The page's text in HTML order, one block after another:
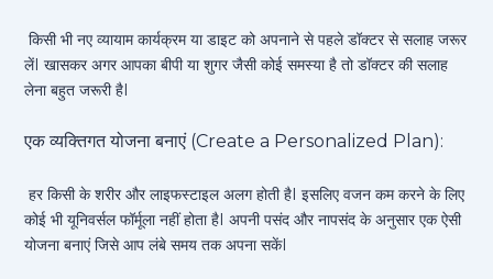
किसी भी नए व्यायाम कार्यक्रम या डाइट को अपनाने से पहले डॉक्टर से सलाह जरूर
लेंI खासकर अगर आपका बीपी या शुगर जैसी कोई समस्या है तो डॉक्टर की सलाह
लेना बहुत जरूरी हैI
एक व्यक्तिगत योजना बनाएं (Create a Personalized Plan):
हर किसी के शरीर और लाइफस्टाइल अलग होती हैI इसलिए वजन कम करने के लिए
कोई भी यूनिवर्सल फॉर्मूला नहीं होता हैI अपनी पसंद और नापसंद के अनुसार एक ऐसी
योजना बनाएं जिसे आप लंबे समय तक अपना सकेंI